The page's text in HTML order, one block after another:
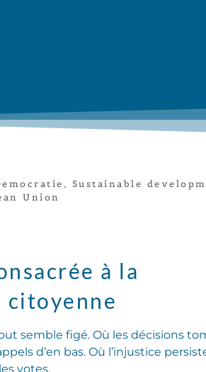
, Sustainable
Union
à la
semble figé. Où les décisions
d’en bas. Où l’injustice
votes.